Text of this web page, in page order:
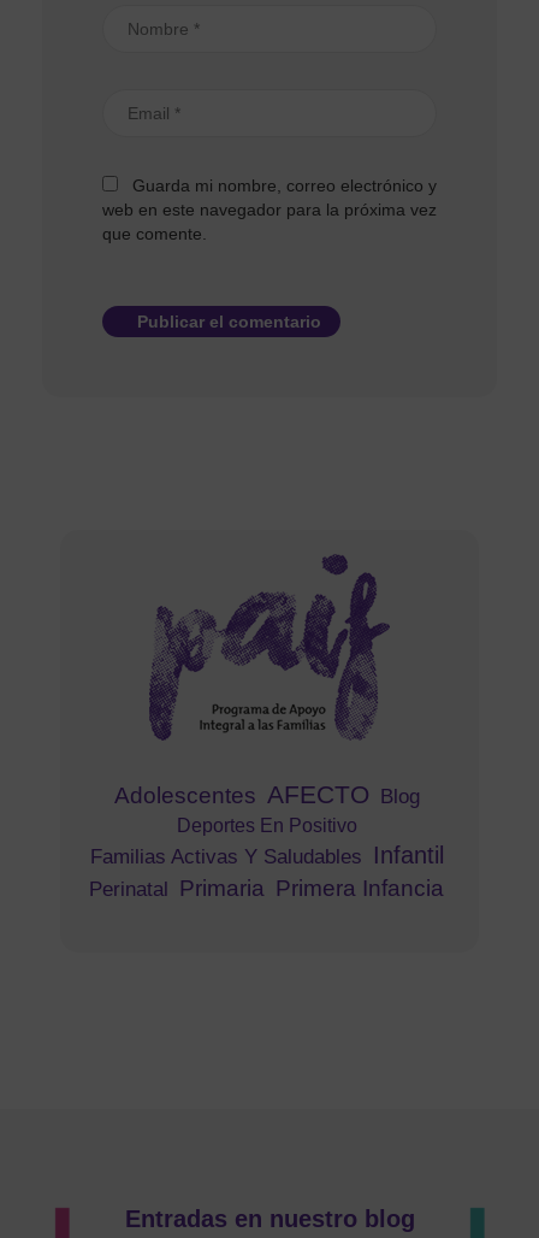
Guarda mi nombre, correo electrónico y
web en este navegador para la próxima vez
que comente.
Adolescentes AFECTO Blog
Deportes En Positivo
Familias Activas Y Saludables Infantil
Perinatal Primaria Primera Infancia
Entradas en nuestro blog